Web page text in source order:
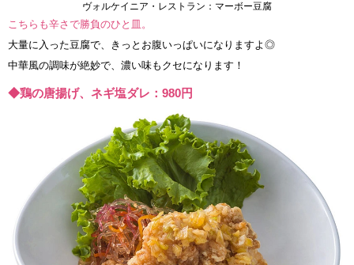
ヴォルケイニア・レストラン：マーボー豆腐
こちらも辛さで勝負のひと皿。
大量に入った豆腐で、きっとお腹いっぱいになりますよ◎
中華風の調味が絶妙で、濃い味もクセになります！
◆鶏の唐揚げ、ネギ塩ダレ：980円